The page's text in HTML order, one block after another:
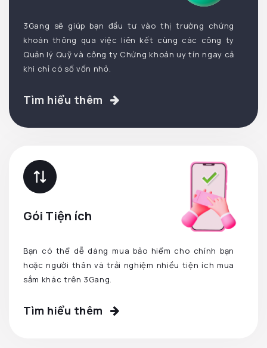
3Gang sẽ giúp bạn đầu tư vào thị trường chứng
khoán thông qua việc liên kết cùng các công ty
Quản lý Quỹ và công ty Chứng khoán uy tín ngay cả
khi chỉ có số vốn nhỏ.
Tìm hiểu thêm
Gói Tiện ích
Bạn có thể dễ dàng mua bảo hiểm cho chính bạn
hoặc người thân và trải nghiệm nhiều tiện ích mua
sắm khác trên 3Gang.
Tìm hiểu thêm